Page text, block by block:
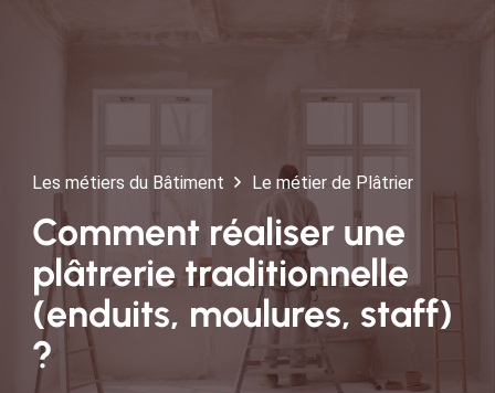
Les métiers du Bâtiment Le métier de Plâtrier
Comment réaliser une
plâtrerie traditionnelle
(enduits, moulures, staff)
?